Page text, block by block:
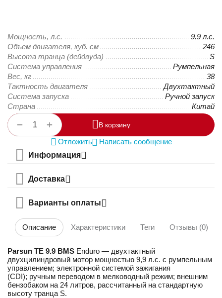
Мощность, л.с.
9.9 л.с.
Объем двигателя, куб. см
246
Высота транца (дейдвуда)
S
Система управления
Румпельная
Вес, кг
38
Тактность двигателя
Двухтактный
Система запуска
Ручной запуск
Страна
Китай
+
− В корзину
Отложить
Написать сообщение
Информация
Доставка
Варианты оплаты
Описание Характеристики Теги Отзывы (0)
Parsun TE 9.9 BMS Enduro ― двухтактный
двухцилиндровый мотор мощностью 9,9 л.с. с румпельным
управлением; электронной системой зажигания
(CDI); ручным переводом в мелководный режим; внешним
бензобаком на 24 литров, рассчитанный на стандартную
высоту транца S.